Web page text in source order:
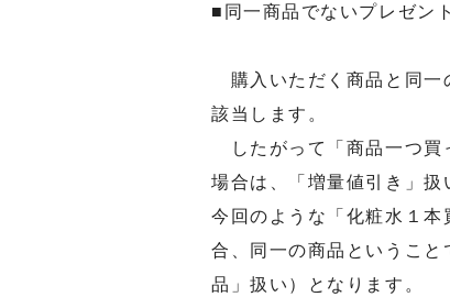
■同一商品でないプレゼン
購入いただく商品と同一
該当します。
したがって「商品一つ買
場合は、「増量値引き」扱
今回のような「化粧水１
合、同一の商品というこ
品」扱い）となります。